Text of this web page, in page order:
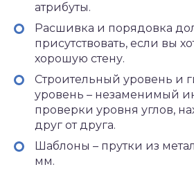
атрибуты.
Расшивка и порядовка
присутствовать, если вы
хорошую стену.
Строительный уровень и
уровень – незаменимый
проверки уровня углов,
друг от друга.
Шаблоны – прутки из
мм.